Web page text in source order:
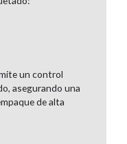
un control
asegurando una
de alta